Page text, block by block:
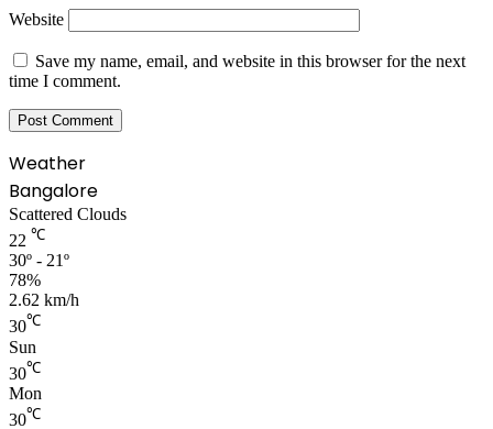
Website
Save my name, email, and website in this browser for the next
time I comment.
Weather
Bangalore
Scattered Clouds
22 ℃
30º - 21º
78%
2.62 km/h
30℃
Sun
30℃
Mon
30℃